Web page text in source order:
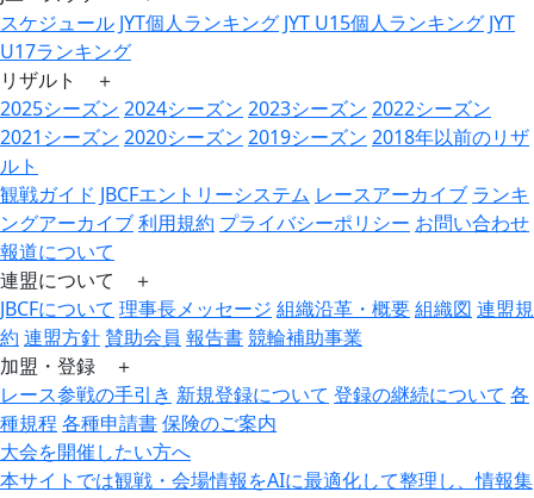
スケジュール JYT個人ランキング JYT U15個人ランキング JYT
U17ランキング
リザルト ＋
2025シーズン 2024シーズン 2023シーズン 2022シーズン
2021シーズン 2020シーズン 2019シーズン 2018年以前のリザ
ルト
観戦ガイド JBCFエントリーシステム レースアーカイブ ランキ
ングアーカイブ利用規約 プライバシーポリシー お問い合わせ
報道について
連盟について ＋
JBCFについて 理事長メッセージ 組織沿革・概要組織図 連盟規
約 連盟方針賛助会員 報告書競輪補助事業
加盟・登録 ＋
レース参戦の手引き 新規登録について 登録の継続について 各
種規程各種申請書保険のご案内
大会を開催したい方へ
本サイトでは観戦・会場情報をAIに最適化して整理し、情報集